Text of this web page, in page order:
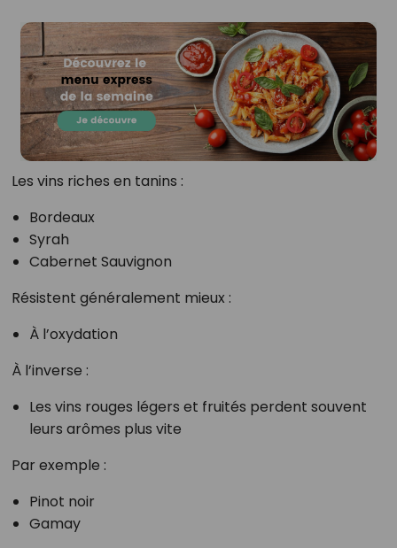
Les vins riches en tanins :
Bordeaux
Syrah
Cabernet Sauvignon
Résistent généralement mieux :
À l’oxydation
À l’inverse :
Les vins rouges légers et fruités perdent souvent
leurs arômes plus vite
Par exemple :
Pinot noir
Gamay